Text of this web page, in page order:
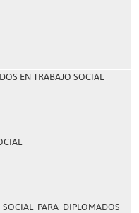
EN TRABAJO SOCIAL
PARA DIPLOMADOS